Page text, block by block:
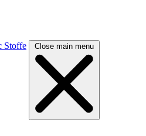
Stoffe Close main menu